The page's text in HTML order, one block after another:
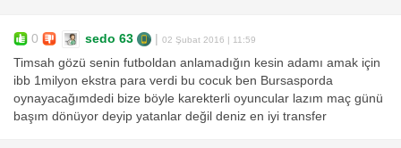
0 sedo 63 02 Şubat 2016 | 11:59
Timsah gözü senin futboldan anlamadığın kesin adamı amak için
ibb 1milyon ekstra para verdi bu cocuk ben Bursasporda
oynayacağımdedi bize böyle karekterli oyuncular lazım maç günü
başım dönüyor deyip yatanlar değil deniz en iyi transfer